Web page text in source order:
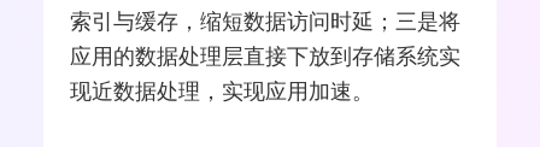
索引与缓存，缩短数据访问时延；三是将
应用的数据处理层直接下放到存储系统实
现近数据处理，实现应用加速。